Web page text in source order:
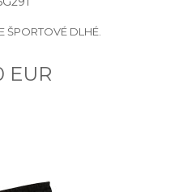
ŠPORTOVÉ DLHÉ.
EUR